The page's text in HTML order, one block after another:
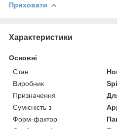
Приховати
Характеристики
Основні
Стан
Виробник
Призначення
Сумісність з
Форм-фактор